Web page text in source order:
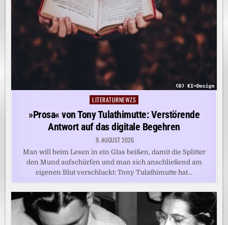
Posted
LITERATURNEWZS
»Prosa« von Tony Tulathimutte: Verstörende
Antwort auf das digitale Begehren
9. AUGUST 2026
Man will beim Lesen in ein Glas beißen, damit die Splitter
den Mund aufschürfen und man sich anschließend am
eigenen Blut verschluckt: Tony Tulathimutte hat…